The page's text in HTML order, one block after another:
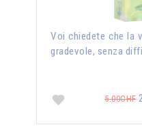
Voi chiedete che la
gradevole, senza
5.00CHF